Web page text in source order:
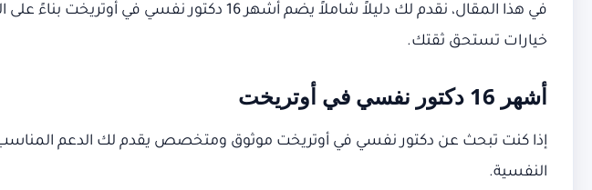
في هذا المقال، نقدم لك دليلاً شاملاً يضم
خيارات تستحق ثقتك.
أشهر 16 دكتور نفسي في أوتريخت
إذا كنت تبحث عن دكتور نفسي في أوتريخت موثوق ومتخصص يقدم لك الدعم
النفسية.